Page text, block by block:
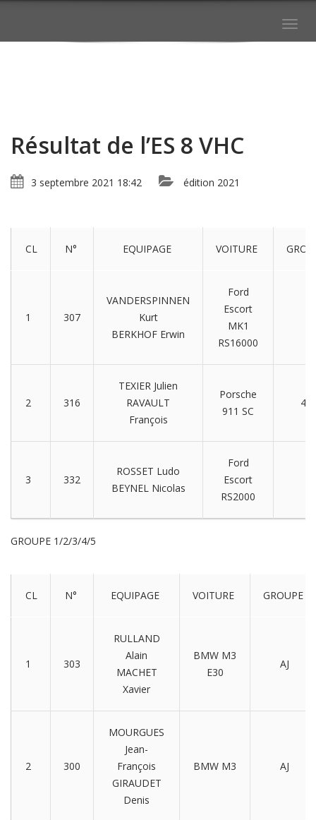
Résultat de l’ES 8 VHC
3 septembre 2021 18:42 édition 2021
CL N° EQUIPAGE VOITURE
1 307
VANDERSPINNEN
Kurt
BERKHOF Erwin
Ford
Escort
MK1
RS16000
2 316
TEXIER Julien
RAVAULT
François
Porsche
911 SC
4/5
3 332
ROSSET Ludo
BEYNEL Nicolas
Ford
Escort
RS2000
GROUPE 1/2/3/4/5
CL N° EQUIPAGE VOITURE GROUPE
1 303
RULLAND
Alain
MACHET
Xavier
BMW M3
E30
AJ
2 300
MOURGUES
Jean-
François
GIRAUDET
Denis
BMW M3 AJ